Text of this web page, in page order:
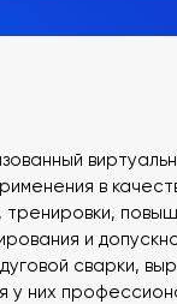
в
тренировки,
и
сварки,
у них